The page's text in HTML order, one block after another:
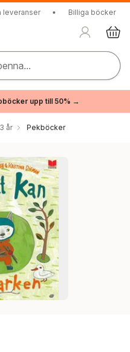
leveranser • Billiga böcker
upp till 50% →
år Pekböcker